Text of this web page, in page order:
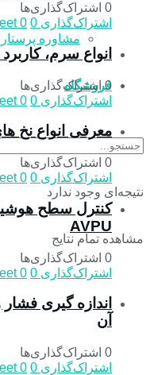
مشاوره
فروشگاه
نتیجه‌ای وجود ندارد
مشاهده تمام نتایج
0 اشتراک‌گذاری‌ها
اشتراک‌گذاری 0
0
انواع سرم،
0 اشتراک‌گذاری‌ها
اشتراک‌گذاری 0
0
معرفی انواع نخ
0 اشتراک‌گذاری‌ها
اشتراک‌گذاری 0
0
AVPU
0 اشتراک‌گذاری‌ها
اشتراک‌گذاری 0
0
آن
0 اشتراک‌گذاری‌ها
اشتراک‌گذاری 0
0